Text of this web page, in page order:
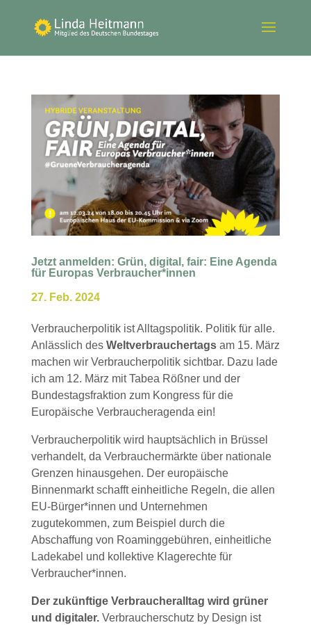
Jetzt anmelden: Grün, digital, fair: Eine Agenda
für Europas Verbraucher*innen
27. Feb. 2024
Verbraucherpolitik ist Alltagspolitik. Politik für alle.
Anlässlich des Weltverbrauchertags am 15. März
machen wir Verbraucherpolitik sichtbar. Dazu lade
ich am 12. März mit Tabea Rößner und der
Bundestagsfraktion zum Kongress für die
Europäische Verbraucheragenda ein!
Verbraucherpolitik wird hauptsächlich in Brüssel
verhandelt, da Verbrauchermärkte über nationale
Grenzen hinausgehen. Der europäische
Binnenmarkt schafft einheitliche Regeln, die allen
EU-Bürger*innen und Unternehmen
zugutekommen, zum Beispiel durch die
Abschaffung von Roaminggebühren, einheitliche
Ladekabel und kollektive Klagerechte für
Verbraucher*innen.
Der zukünftige Verbraucheralltag wird grüner
und digitaler. Verbraucherschutz by Design ist